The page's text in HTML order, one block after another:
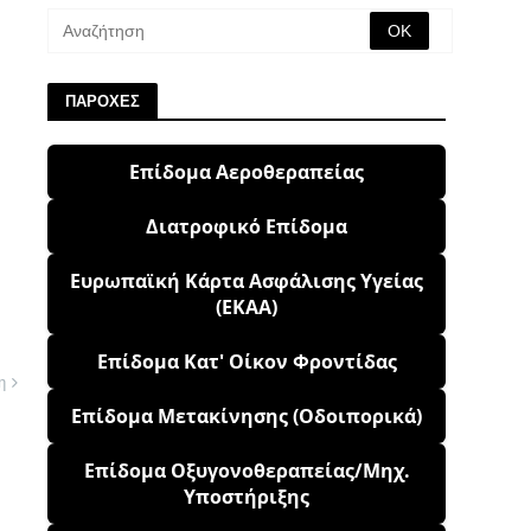
ΠΑΡΟΧΕΣ
Επίδομα Αεροθεραπείας
Διατροφικό Επίδομα
Ευρωπαϊκή Κάρτα Ασφάλισης Υγείας
(ΕΚΑΑ)
Επίδομα Κατ' Οίκον Φροντίδας
Επίδομα Μετακίνησης (Οδοιπορικά)
Επίδομα Οξυγονοθεραπείας/Μηχ.
Υποστήριξης